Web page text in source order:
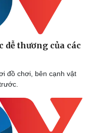
nghệ
nghệ
thương của các
đồ chơi, bên cạnh vật